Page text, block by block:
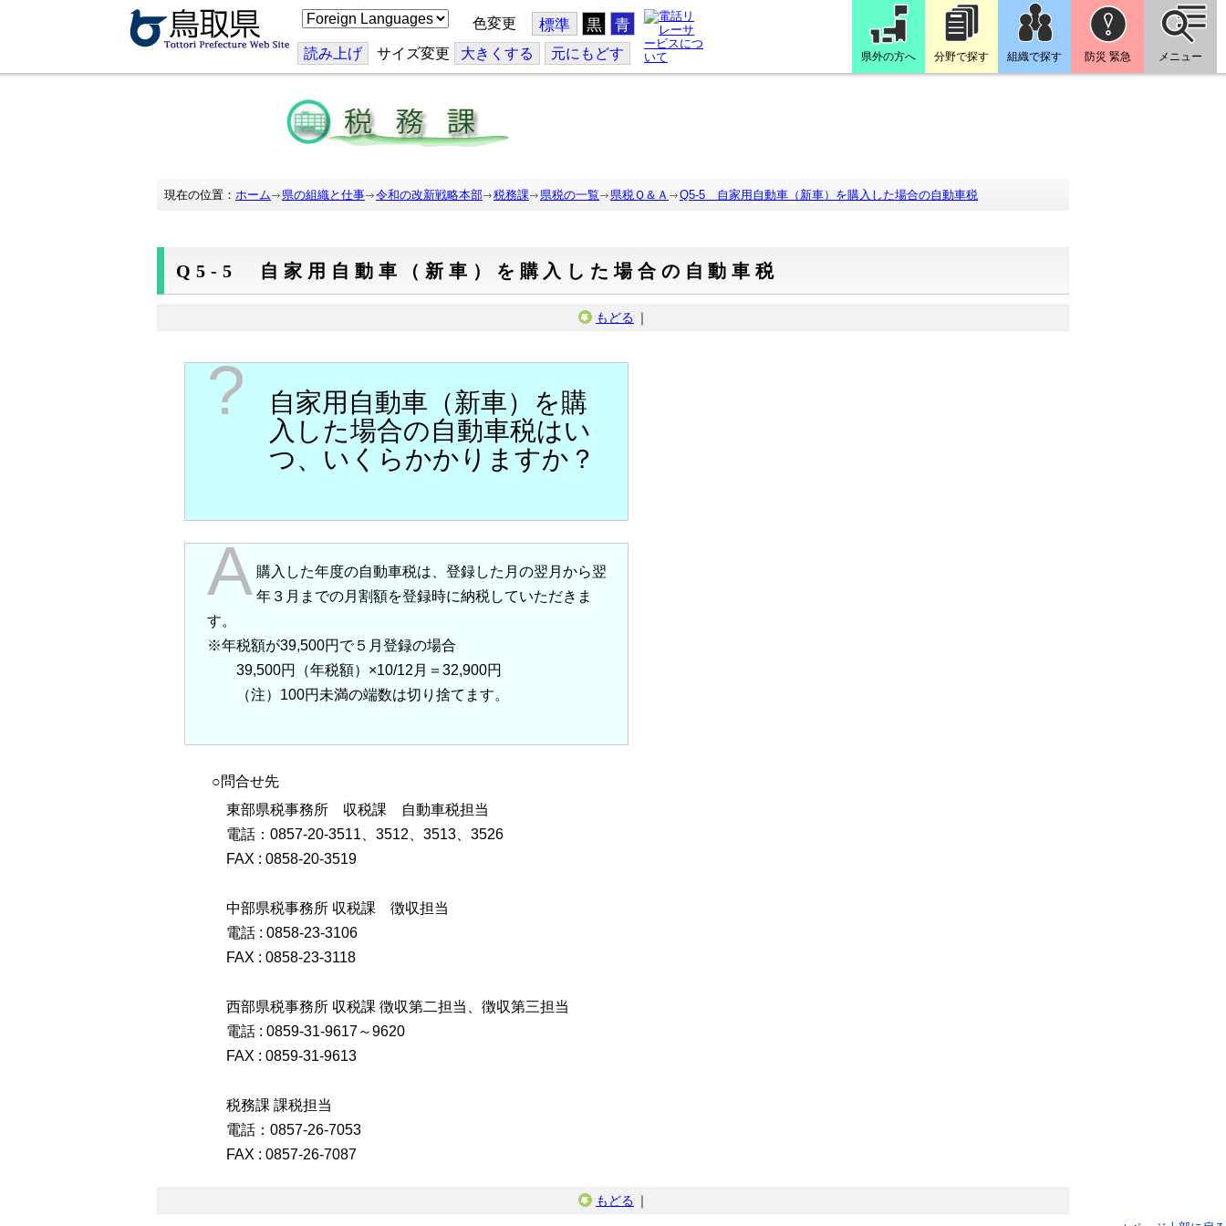
こ
の
ジ
を
訳
す
る
色変更 標準 黒 青
読み上げ サイズ変更 大きくする 元にもどす 県外の方へ 分野で探す 組織で探す 防災 緊急 メニュー
現在の位置： ホーム 県の組織と仕事 令和の改新戦略本部 税務課 県税の一覧 県税Ｑ＆Ａ Q5-5 自家用自動車（新車）を購入した場合の自動車税
Q5-5 自家用自動車（新車）を購入した場合の自動車税
もどる ｜
?
自家用自動車（新車）を購
入した場合の自動車税はい
つ、いくらかかりますか？
A 購入した年度の自動車税は、登録した月の翌月から翌
年３月までの月割額を登録時に納税していただきま
す。
※年税額が39,500円で５月登録の場合
39,500円（年税額）×10/12月＝32,900円
（注）100円未満の端数は切り捨てます。
○問合せ先
東部県税事務所 収税課 自動車税担当
電話：0857-20-3511、3512、3513、3526
FAX : 0858-20-3519
中部県税事務所 収税課 徴収担当
電話 : 0858-23-3106
FAX : 0858-23-3118
西部県税事務所 収税課 徴収第二担当、徴収第三担当
電話 : 0859-31-9617～9620
FAX : 0859-31-9613
税務課 課税担当
電話：0857-26-7053
FAX : 0857-26-7087
もどる ｜